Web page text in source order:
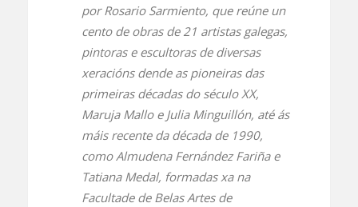
por Rosario Sarmiento, que reúne un
cento de obras de 21 artistas galegas,
pintoras e escultoras de diversas
xeracións dende as pioneiras das
primeiras décadas do século XX,
Maruja Mallo e Julia Minguillón, até ás
máis recente da década de 1990,
como Almudena Fernández Fariña e
Tatiana Medal, formadas xa na
Facultade de Belas Artes de